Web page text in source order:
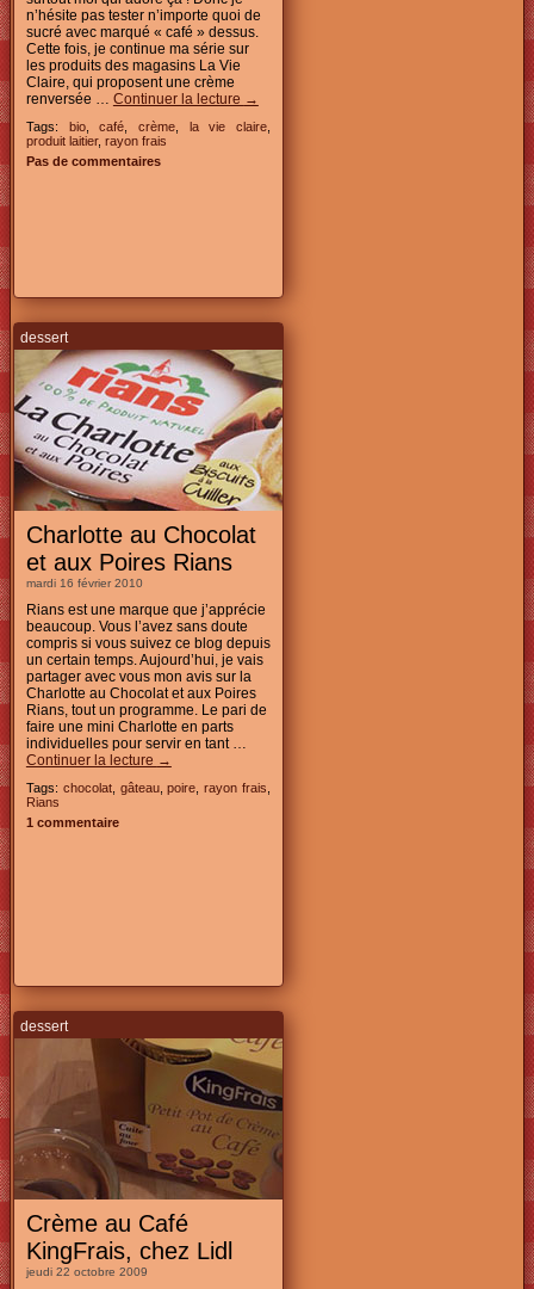
n’hésite pas tester n’importe quoi de
sucré avec marqué « café » dessus.
Cette fois, je continue ma série sur
les produits des magasins La Vie
Claire, qui proposent une crème
renversée … Continuer la lecture →
Tags: bio,café crème, la vie claire,
produit laitier, rayon frais
Pas de commentaires
dessert
Charlotte au Chocolat
et aux Poires Rians
mardi 16 février 2010
Rians est une marque que j’apprécie
beaucoup. Vous l’avez sans doute
compris si vous suivez ce blog depuis
un certain temps. Aujourd’hui, je vais
partager avec vous mon avis sur la
Charlotte au Chocolat et aux Poires
Rians, tout un programme. Le pari de
faire une mini Charlotte en parts
individuelles pour servir en tant …
Continuer la lecture →
Tags: chocolat, gâteau,poire ,rayon frais
Rians
1 commentaire
dessert
Crème au Café
KingFrais, chez Lidl
jeudi 22 octobre 2009